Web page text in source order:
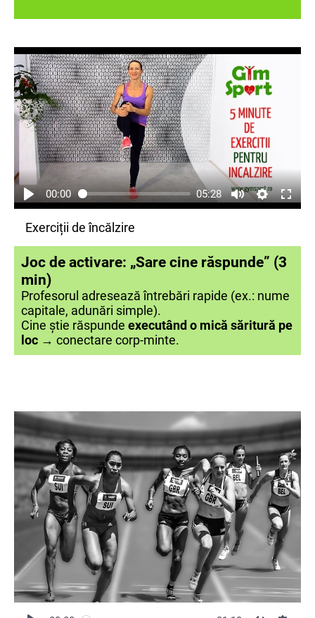
00:00 05:28
Exerciții de încălzire
Joc de activare: „Sare cine răspunde” (3
min)
Profesorul adresează întrebări rapide (ex.: nume
capitale, adunări simple).
Cine știe răspunde executând o mică săritură pe
loc → conectare corp-minte.